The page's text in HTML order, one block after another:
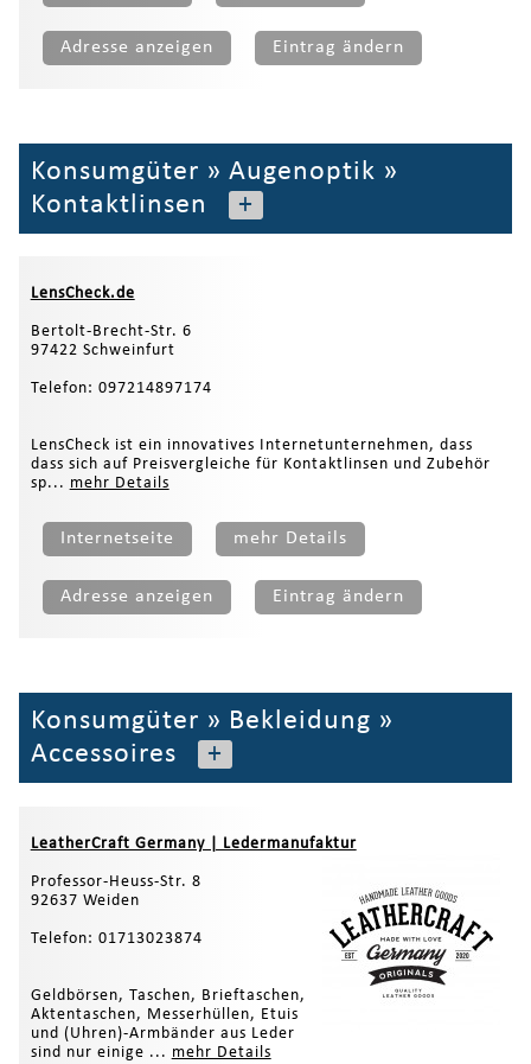
Adresse anzeigen Eintrag ändern
Konsumgüter » Augenoptik »
Kontaktlinsen
+
LensCheck.de
Bertolt-Brecht-Str. 6
97422 Schweinfurt
Telefon: 097214897174
LensCheck ist ein innovatives Internetunternehmen, dass
dass sich auf Preisvergleiche für Kontaktlinsen und Zubehör
sp... mehr Details
Internetseite mehr Details
Adresse anzeigen Eintrag ändern
Konsumgüter » Bekleidung »
Accessoires
+
LeatherCraft Germany | Ledermanufaktur
Professor-Heuss-Str. 8
92637 Weiden
Telefon: 01713023874
Geldbörsen, Taschen, Brieftaschen,
Aktentaschen, Messerhüllen, Etuis
und (Uhren)-Armbänder aus Leder
sind nur einige ... mehr Details